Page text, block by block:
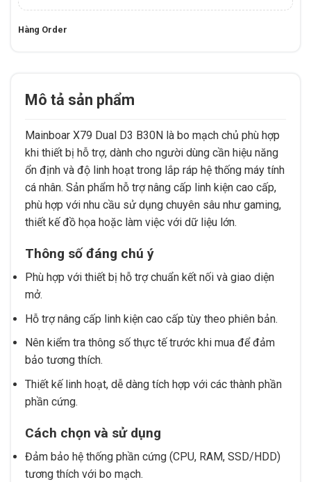
Hàng Order
Mô tả sản phẩm
Mainboar X79 Dual D3 B30N là bo mạch chủ phù hợp
khi thiết bị hỗ trợ, dành cho người dùng cần hiệu năng
ổn định và độ linh hoạt trong lắp ráp hệ thống máy tính
cá nhân. Sản phẩm hỗ trợ nâng cấp linh kiện cao cấp,
phù hợp với nhu cầu sử dụng chuyên sâu như gaming,
thiết kế đồ họa hoặc làm việc với dữ liệu lớn.
Thông số đáng chú ý
Phù hợp với thiết bị hỗ trợ chuẩn kết nối và giao diện
mở.
Hỗ trợ nâng cấp linh kiện cao cấp tùy theo phiên bản.
Nên kiểm tra thông số thực tế trước khi mua để đảm
bảo tương thích.
Thiết kế linh hoạt, dễ dàng tích hợp với các thành phần
phần cứng.
Cách chọn và sử dụng
Đảm bảo hệ thống phần cứng (CPU, RAM, SSD/HDD)
tương thích với bo mạch.